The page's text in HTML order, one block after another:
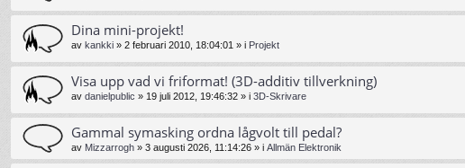
Dina mini-projekt!
av kankki » 2 februari 2010, 18:04:01 » i Projekt
Visa upp vad vi friformat! (3D-additiv tillverkning)
av danielpublic » 19 juli 2012, 19:46:32 » i 3D-Skrivare
Gammal symasking ordna lågvolt till pedal?
av Mizzarrogh » 3 augusti 2026, 11:14:26 » i Allmän Elektronik